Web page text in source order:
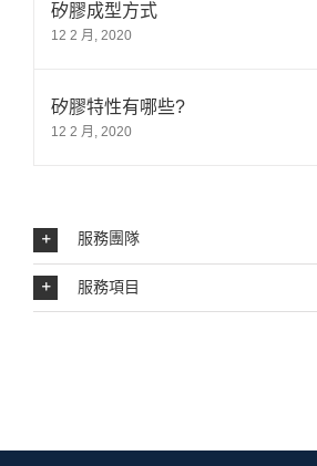
矽膠成型方式
12 2 月, 2020
矽膠特性有哪些?
12 2 月, 2020
服務團隊
服務項目